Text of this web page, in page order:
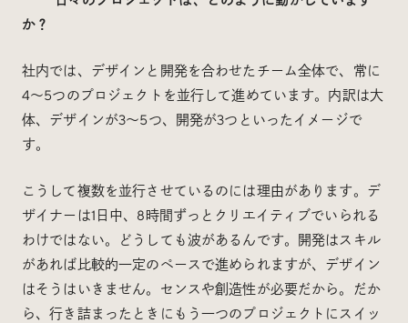
か？
社内では、デザインと開発を合わせたチーム全体で、常に
4〜5つのプロジェクトを並行して進めています。内訳は大
体、デザインが3〜5つ、開発が3つといったイメージで
す。
こうして複数を並行させているのには理由があります。デ
ザイナーは1日中、8時間ずっとクリエイティブでいられる
わけではない。どうしても波があるんです。開発はスキル
があれば比較的一定のペースで進められますが、デザイン
はそうはいきません。センスや創造性が必要だから。だか
ら、行き詰まったときにもう一つのプロジェクトにスイッ